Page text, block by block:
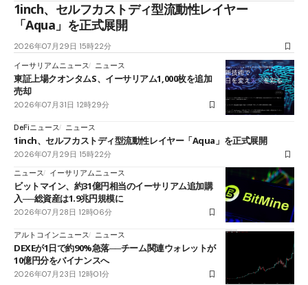
1inch、セルフカストディ型流動性レイヤー
「Aqua」を正式展開
2026年07月29日 15時22分
イーサリアムニュース
ニュース
東証上場クオンタムS、イーサリアム1,000枚を追加
売却
2026年07月31日 12時29分
DeFiニュース ニュース
1inch、セルフカストディ型流動性レイヤー「Aqua」を正式展開
2026年07月29日 15時22分
ニュース
イーサリアムニュース
ビットマイン、約31億円相当のイーサリアム追加購
入──総資産は1.9兆円規模に
2026年07月28日 12時06分
アルトコインニュース ニュース
DEXEが1日で約90%急落──チーム関連ウォレットが
10億円分をバイナンスへ
2026年07月23日 12時01分